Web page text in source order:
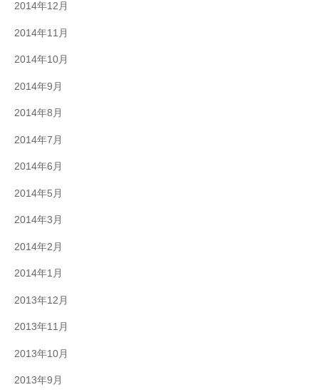
2014年12月
2014年11月
2014年10月
2014年9月
2014年8月
2014年7月
2014年6月
2014年5月
2014年3月
2014年2月
2014年1月
2013年12月
2013年11月
2013年10月
2013年9月